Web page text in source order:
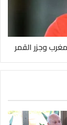
وجزر القمر